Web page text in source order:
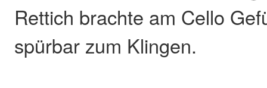
Rettich brachte am Cello
spürbar zum Klingen.